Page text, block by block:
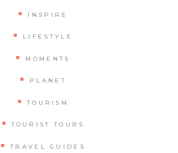
INSPIRE
LIFESTYLE
MOMENTS
PLANET
TOURISM
TOURIST TOURS
TRAVEL GUIDES